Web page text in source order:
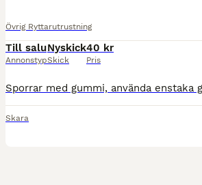
Övrig Ryttarutrustning
Till salu
Annonstyp
Nyskick
Skick
40 kr
Pris
Skara